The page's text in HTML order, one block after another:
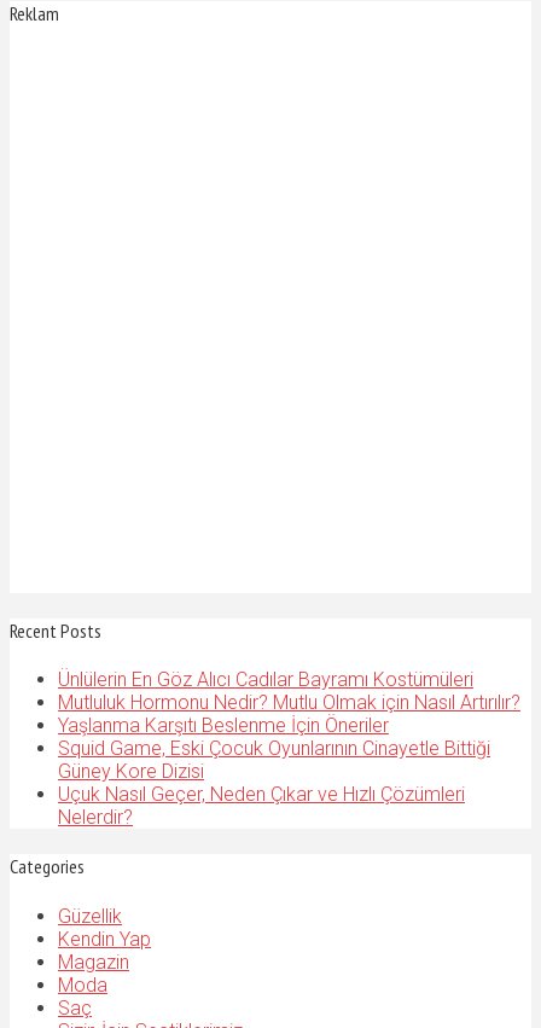
Reklam
Recent Posts
Ünlülerin En Göz Alıcı Cadılar Bayramı Kostümüleri
Mutluluk Hormonu Nedir? Mutlu Olmak için Nasıl Artırılır?
Yaşlanma Karşıtı Beslenme İçin Öneriler
Squid Game, Eski Çocuk Oyunlarının Cinayetle Bittiği
Güney Kore Dizisi
Uçuk Nasıl Geçer, Neden Çıkar ve Hızlı Çözümleri
Nelerdir?
Categories
Güzellik
Kendin Yap
Magazin
Moda
Saç